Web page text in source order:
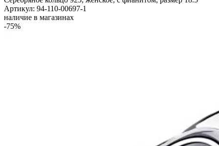
Артикул: 94-110-00697-1
наличие в магазинах
-75%